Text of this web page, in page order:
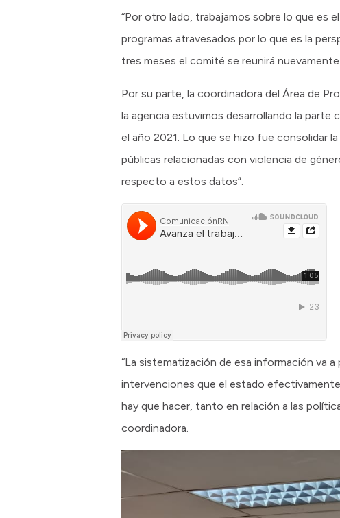
“Por otro lado, trabajamos sobre lo que es
programas atravesados por lo que es la
tres meses el comité se reunirá nuevamente.
Por su parte, la coordinadora del Área de
la agencia estuvimos desarrollando la parte
el año 2021. Lo que se hizo fue consolidar
públicas relacionadas con violencia de
respecto a estos datos”.
“La sistematización de esa información va
intervenciones que el estado
hay que hacer, tanto en relación a las
coordinadora.